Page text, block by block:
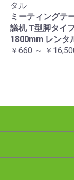
タル
ミーティングテ
議机 T型脚タイ
1800mm レンタ
￥660 ～ ￥